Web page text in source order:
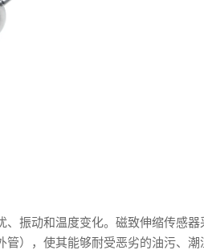
、振动和温度变化。磁致伸缩传感
管），使其能够耐受恶劣的油污、